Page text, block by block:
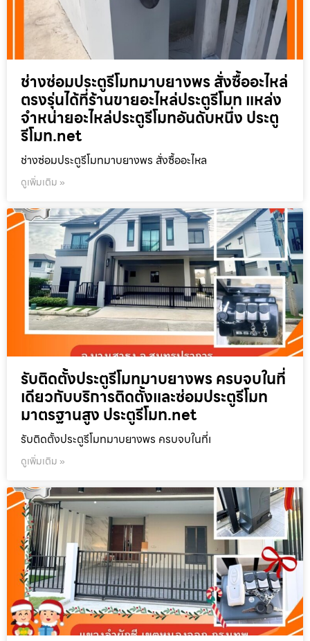
ช่างซ่อมประตูรีโมทมาบยางพร สั่งซื้ออะไหล่
ตรงรุ่นได้ที่ร้านขายอะไหล่ประตูรีโมท แหล่ง
จำหน่ายอะไหล่ประตูรีโมทอันดับหนึ่ง ประตู
รีโมท.net
ช่างซ่อมประตูรีโมทมาบยางพร สั่งซื้ออะไหล
ดูเพิ่มเติม »
รับติดตั้งประตูรีโมทมาบยางพร ครบจบในที่
เดียวกับบริการติดตั้งและซ่อมประตูรีโมท
มาตรฐานสูง ประตูรีโมท.net
รับติดตั้งประตูรีโมทมาบยางพร ครบจบในที่เ
ดูเพิ่มเติม »